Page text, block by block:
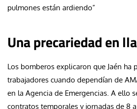
pulmones están ardiendo”
Una precariedad en
Los bomberos explicaron que Jaén ha
trabajadores cuando dependían de
en la Agencia de Emergencias. A ello
contratos temporales y jornadas de 8